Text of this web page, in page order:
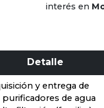
interés en
Detalle
y entrega de
purificadores de agua